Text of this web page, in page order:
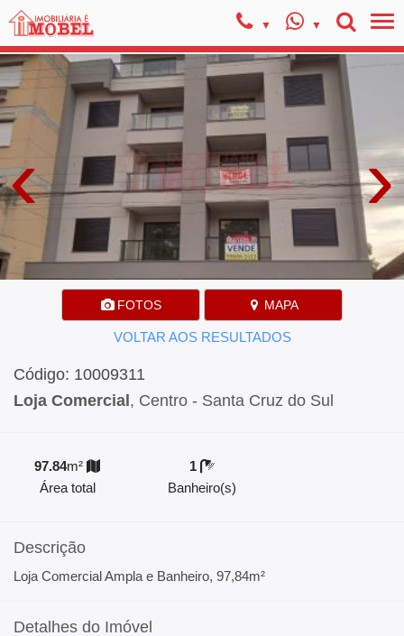
‹ ›
FOTOS MAPA
VOLTAR AOS RESULTADOS
Código: 10009311
Loja Comercial , Centro - Santa Cruz do Sul
97.84m²
Área total
1
Banheiro(s)
Descrição
Loja Comercial Ampla e Banheiro, 97,84m²
Detalhes do Imóvel